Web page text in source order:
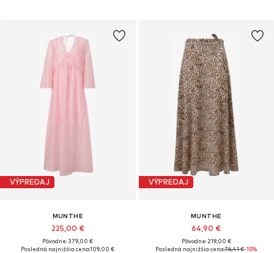
VÝPREDAJ
MUNTHE
225,00 €
Pôvodne: 379,00 €
Posledná najnižšia cena:109,00 €
VÝPREDAJ
MUNTHE
64,90 €
Pôvodne: 219,00 €
Posledná najnižšia cena:76,41 €-15%